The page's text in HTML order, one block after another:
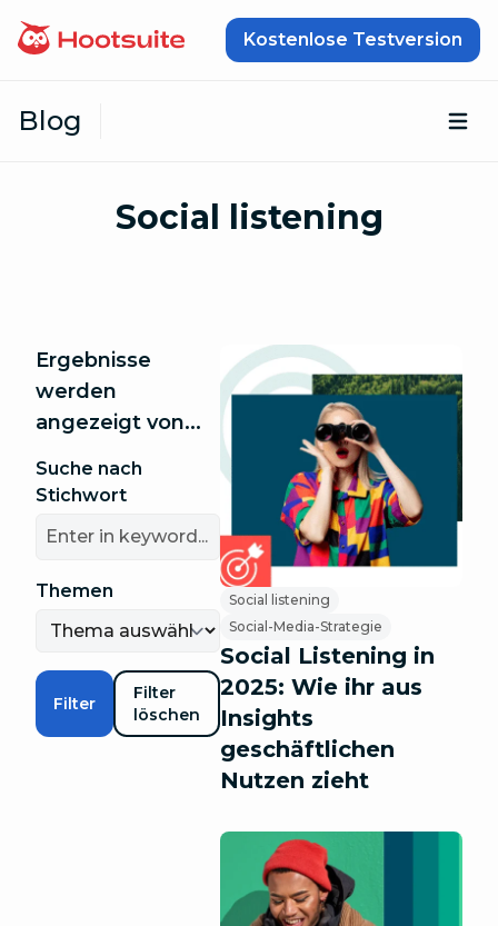
Kostenlose Testversion
Blog
Social listening
Ergebnisse
werden
angezeigt von...
Suche nach
Stichwort
Themen
Filter
Filter
löschen
Social listening
Social-Media-Strategie
Social Listening in
2025: Wie ihr aus
Insights
geschäftlichen
Nutzen zieht